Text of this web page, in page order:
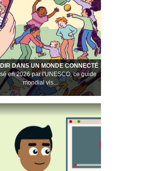
DANS UN MONDE CONNECTÉ
en 2026 par l'UNESCO, ce guide
mondial vis...